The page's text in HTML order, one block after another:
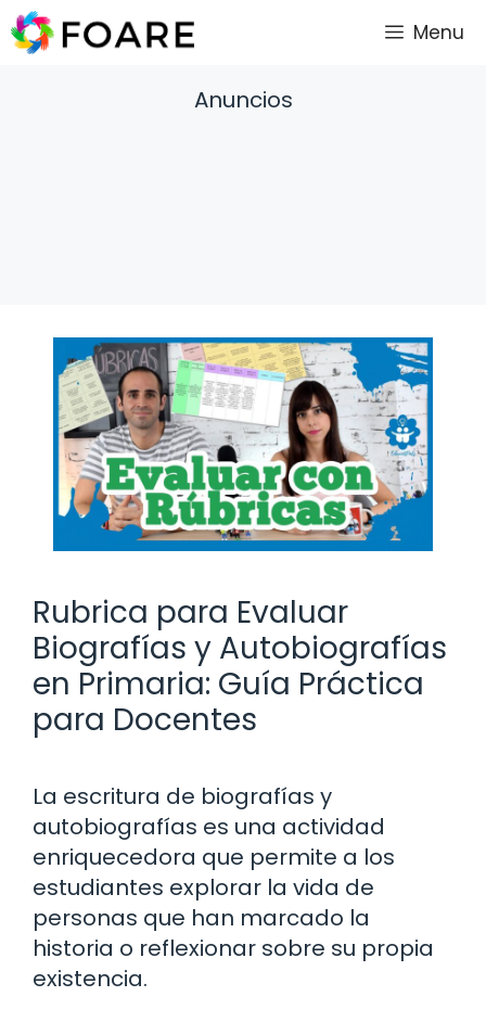
Saltar
al
Menu
Anuncios
Rubrica para Evaluar
Biografías y Autobiografías
en Primaria: Guía Práctica
para Docentes
La escritura de biografías y
autobiografías es una actividad
enriquecedora que permite a los
estudiantes explorar la vida de
personas que han marcado la
historia o reflexionar sobre su propia
existencia.